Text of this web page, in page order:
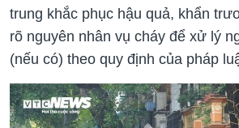
trung khắc phục hậu quả, khẩn
rõ nguyên nhân vụ cháy để xử lý
(nếu có) theo quy định của pháp